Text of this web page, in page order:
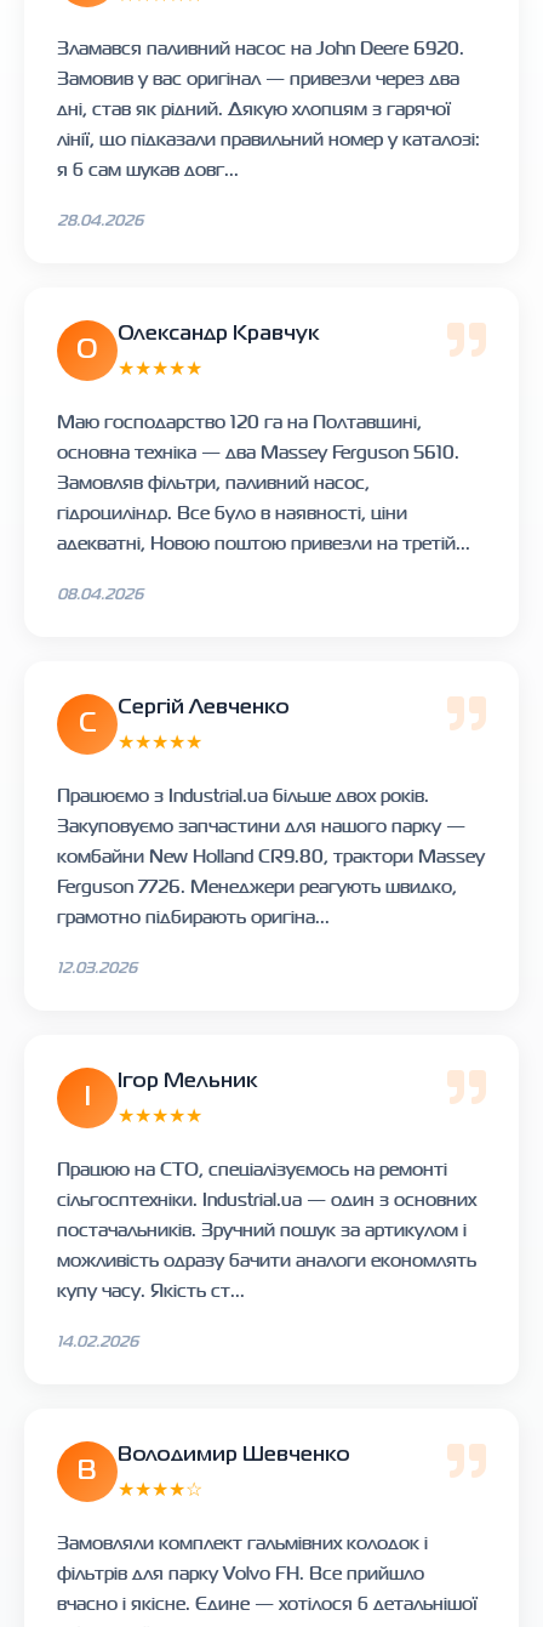
Зламався паливний насос на John Deere 6920.
Замовив у вас оригінал — привезли через два
дні, став як рідний. Дякую хлопцям з гарячої
лінії, що підказали правильний номер у каталозі:
я б сам шукав довг...
28.04.2026
О
Олександр Кравчук
★★★★★
Маю господарство 120 га на Полтавщині,
основна техніка — два Massey Ferguson 5610.
Замовляв фільтри, паливний насос,
гідроциліндр. Все було в наявності, ціни
адекватні, Новою поштою привезли на третій...
08.04.2026
С
Сергій Левченко
★★★★★
Працюємо з Industrial.ua більше двох років.
Закуповуємо запчастини для нашого парку —
комбайни New Holland CR9.80, трактори Massey
Ferguson 7726. Менеджери реагують швидко,
грамотно підбирають оригіна...
12.03.2026
Ігор Мельник
★★★★★
Працюю на СТО, спеціалізуємось на ремонті
сільгосптехніки. Industrial.ua — один з основних
постачальників. Зручний пошук за артикулом і
можливість одразу бачити аналоги економлять
купу часу. Якість ст...
14.02.2026
В
Володимир Шевченко
★★★★☆
Замовляли комплект гальмівних колодок і
фільтрів для парку Volvo FH. Все прийшло
вчасно і якісне. Єдине — хотілося б детальнішої